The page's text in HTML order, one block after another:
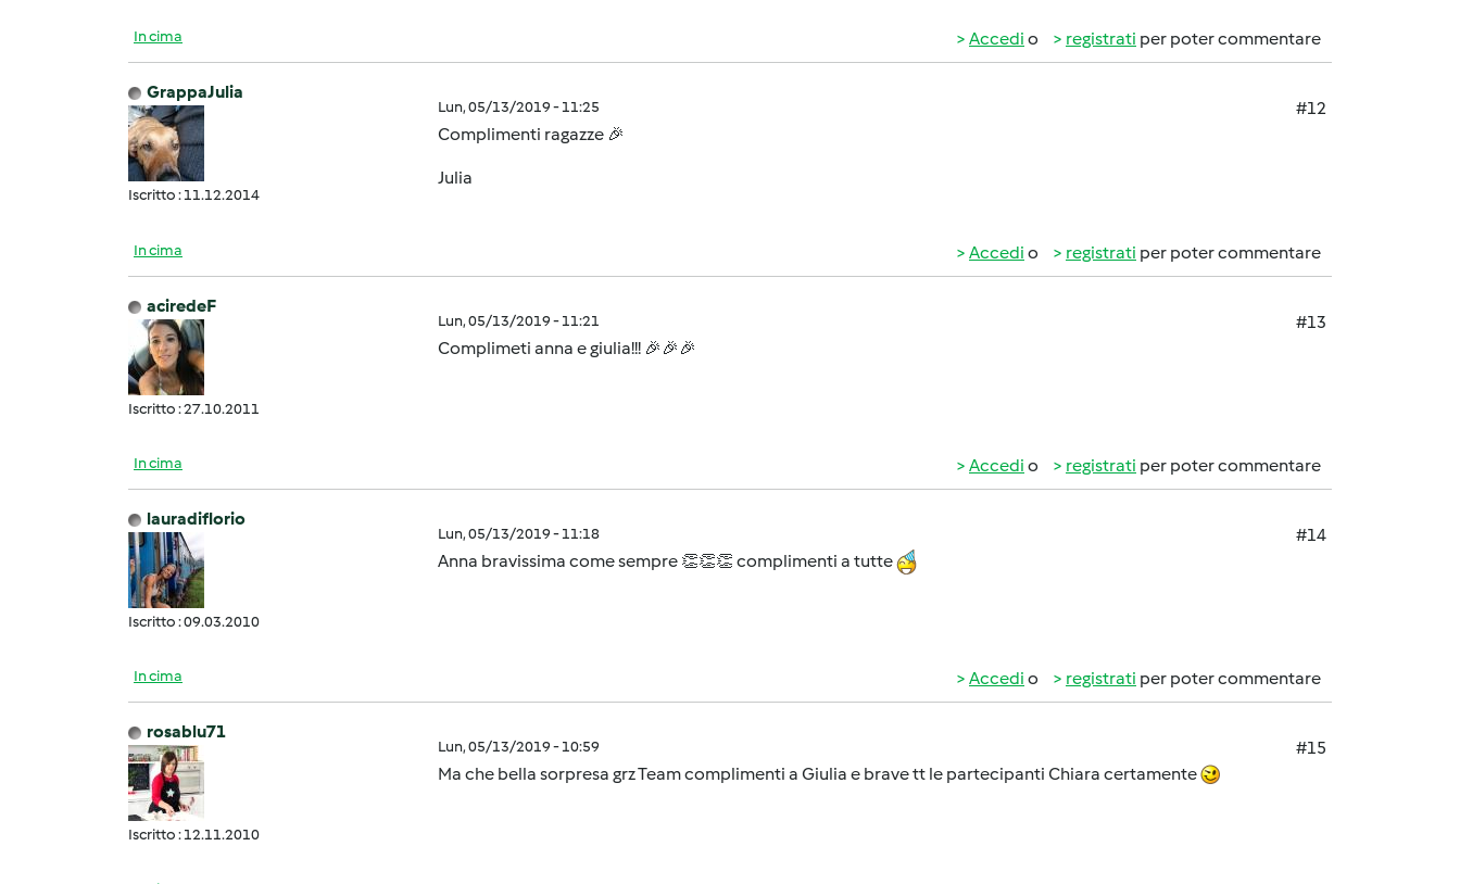
In cima Accedi o registrati per poter commentare
GrappaJulia
Iscritto : 11.12.2014
Lun, 05/13/2019 - 11:25
#12
Complimenti ragazze 🎉
Julia
In cima Accedi o registrati per poter commentare
aciredeF
Iscritto : 27.10.2011
Lun, 05/13/2019 - 11:21
#13
Complimeti anna e giulia!!! 🎉🎉🎉
In cima Accedi o registrati per poter commentare
lauradiflorio
Iscritto : 09.03.2010
Lun, 05/13/2019 - 11:18
#14
Anna bravissima come sempre 👏👏👏 complimenti a tutte
In cima Accedi o registrati per poter commentare
rosablu71
Iscritto : 12.11.2010
Lun, 05/13/2019 - 10:59
#15
Ma che bella sorpresa grz Team complimenti a Giulia e brave tt le partecipanti Chiara certamente